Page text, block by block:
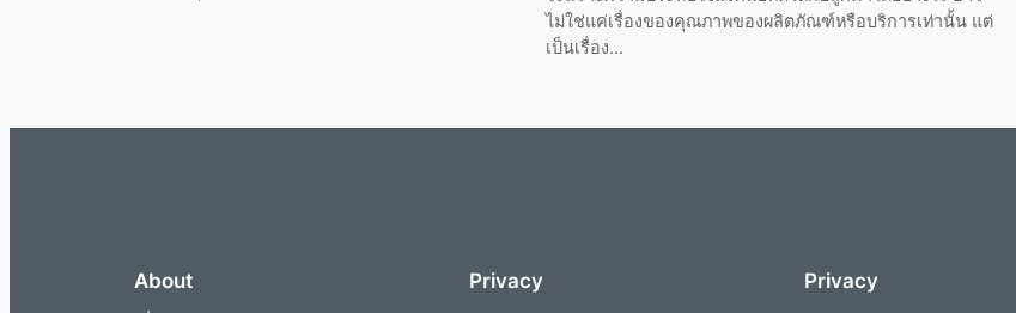
ไม่ใช่แค่เรื่องของคุณภาพของผลิตภัณฑ์หรือบริการเท่านั้น แต่
เป็นเรื่อง...
About Privacy Privacy